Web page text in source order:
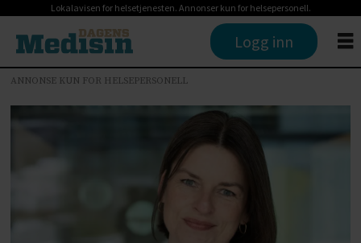
Lokalavisen for helsetjenesten. Annonser kun for helsepersonell.
Logg inn
ANNONSE KUN FOR HELSEPERSONELL